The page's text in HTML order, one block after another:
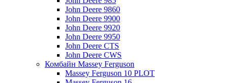
John Deere 9860
John Deere 9900
John Deere 9920
John Deere 9950
John Deere CTS
John Deere CWS
Комбайн Massey Ferguson
Massey Ferguson 10 PLOT